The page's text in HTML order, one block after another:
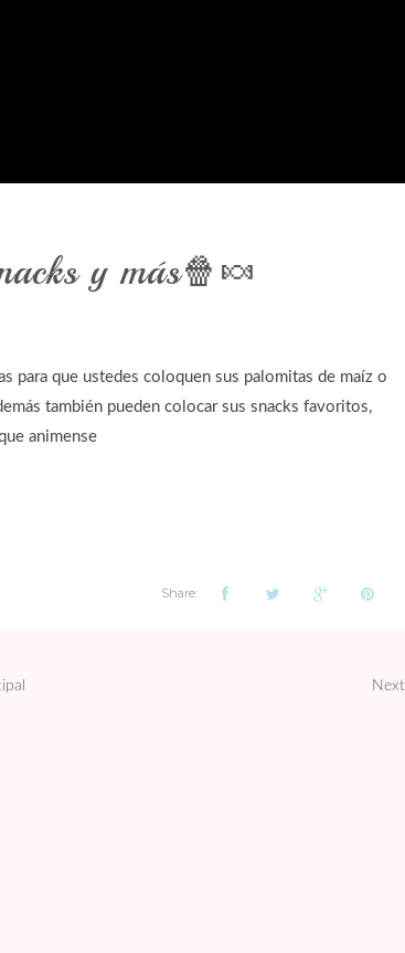
y más🍿🍬
para que ustedes coloquen sus palomitas de maíz o
también pueden colocar sus snacks favoritos,
animense
Share: